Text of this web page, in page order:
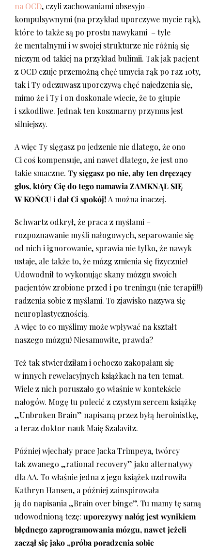
na OCD, czyli zachowaniami obsesyjo -
kompulsywnymi (na przykład uporczywe mycie rąk),
które to także są po prostu nawykami – tyle
że mentalnymi i w swojej strukturze nie różnią się
niczym od takiej na przykład bulimii. Tak jak pacjent
z OCD czuje przemożną chęć umycia rąk po raz 10ty,
tak i Ty odczuwasz uporczywą chęć najedzenia się,
mimo że i Ty i on doskonale wiecie, że to głupie
i szkodliwe. Jednak ten koszmarny przymus jest
silniejszy.
A więc Ty sięgasz po jedzenie nie dlatego, że ono
Ci coś kompensuje, ani nawet dlatego, że jest ono
takie smaczne. Ty sięgasz po nie, aby ten dręczący
głos, który Cię do tego namawia ZAMKNĄŁ SIĘ
W KOŃCU i dał Ci spokój!A można inaczej.
Schwartz odkrył, że praca z myślami –
rozpoznawanie myśli nałogowych, separowanie się
od nich i ignorowanie, sprawia nie tylko, że nawyk
ustaje, ale także to, że mózg zmienia się fizycznie!
Udowodnił to wykonując skany mózgu swoich
pacjentów zrobione przed i po treningu (nie terapii!!)
radzenia sobie z myślami. To zjawisko nazywa się
neuroplastycznością.
A więc to co myślimy może wpływać na kształt
naszego mózgu! Niesamowite, prawda?
Też tak stwierdziłam i ochoczo zakopałam się
w innych rewelacyjnych książkach na ten temat.
Wiele z nich poruszało go właśnie w kontekście
nałogów. Mogę tu polecić z czystym sercem książkę
„Unbroken Brain” napisaną przez byłą heroinistkę,
a teraz doktor nauk Maię Szalavitz.
Później wjechały prace Jacka Trimpeya, twórcy
tak zwanego „rational recovery” jako alternatywy
dla AA. To właśnie jedna z jego książek uzdrowiła
Kathryn Hansen, a później zainspirowała
ją do napisania „Brain over binge”. Tu mamy tę samą
udowodnioną tezę: uporczywy nałóg jest wynikiem
błędnego zaprogramowania mózgu, nawet jeżeli
zaczął się jako „próba poradzenia sobie